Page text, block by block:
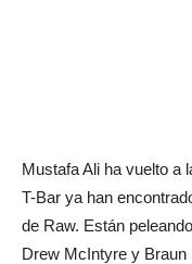
Mustafa Ali ha vuelto a
T-Bar ya han
de Raw. Están
Drew McIntyre y